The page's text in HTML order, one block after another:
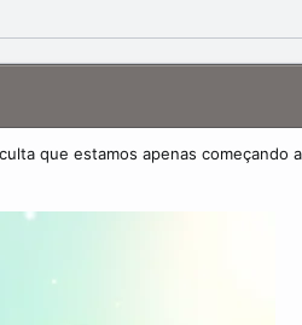
que estamos apenas começando